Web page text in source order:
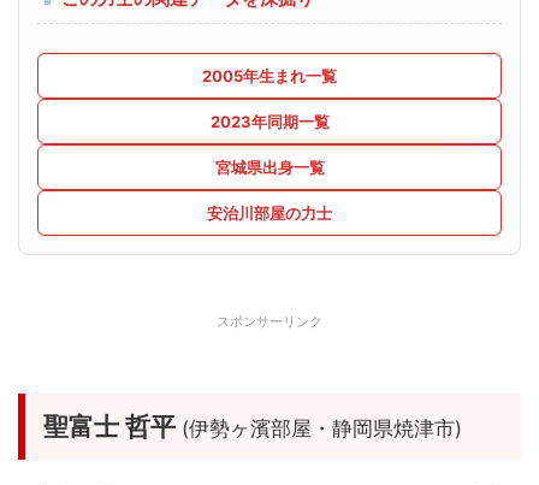
2005年生まれ一覧
2023年同期一覧
宮城県出身一覧
安治川部屋の力士
スポンサーリンク
聖富士 哲平 (伊勢ヶ濱部屋・静岡県焼津市)